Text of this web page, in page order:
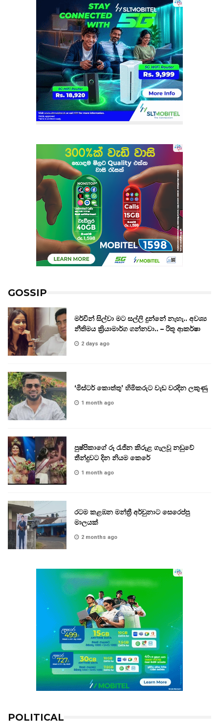
GOSSIP
මර්වින් සිල්වා මට සල්ලි දුන්නේ නැහැ.. අවශ්‍ය
නීතිමය ක්‍රියාමාර්ග ගන්නවා.. – රිතූ ආකර්ෂා
2 days ago
‘මිස්ටර් කොත්තු’ හිමිකරුට වැඩ වරදින ලකුණු
1 month ago
පුෂ්පිකාගේ රූ රැජින කිරුළ ගැලවූ නඩුවේ
තීන්දුවට දින නියම කෙරේ
1 month ago
රටම කළඹන මන්ත්‍රී අර්චුනාට සෙරෙප්පු
මාලයක්
2 months ago
POLITICAL